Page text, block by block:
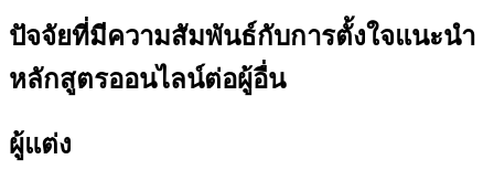
ปัจจัยที่มีความสัมพันธ์กับการตั้งใจแนะนำ
หลักสูตรออนไลน์ต่อผู้อื่น
ผู้แต่ง